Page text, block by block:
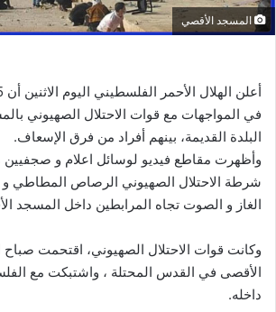
المسجد الأقصي
في المواجهات مع قوات الاحتلال الصهيوني
البلدة القديمة، بينهم أفراد من فرق الإسعاف.
وأظهرت مقاطع فيديو لوسائل اعلام و صجفيين
شرطة الاحتلال الصهيوني الرصاص المطاطي و
الغاز و الصوت تجاه المرابطين داخل المسجد
وكانت قوات الاحتلال الصهيوني، اقتحمت صباح
الأقصى في القدس المحتلة ، واشتبكت مع
داخله.